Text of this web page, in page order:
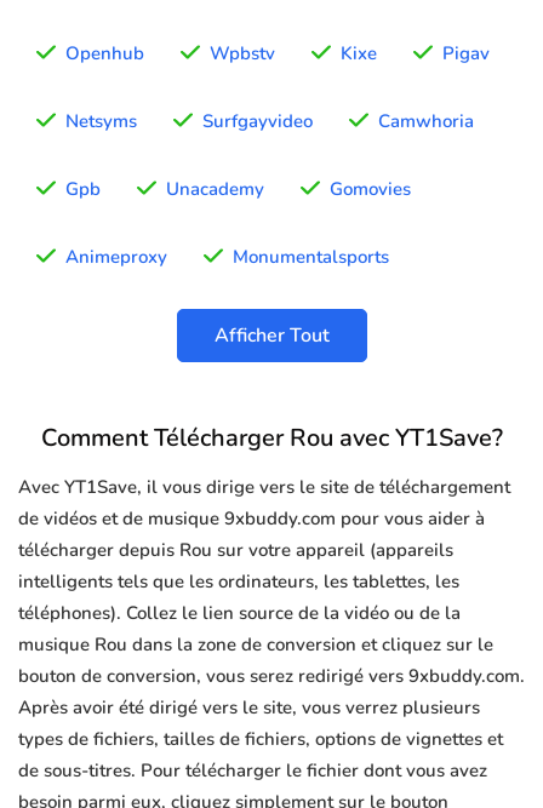
Openhub Wpbstv Kixe Pigav
Netsyms Surfgayvideo Camwhoria
Gpb Unacademy Gomovies
Animeproxy Monumentalsports
Afficher Tout
Comment Télécharger Rou avec YT1Save?
Avec YT1Save, il vous dirige vers le site de téléchargement
de vidéos et de musique 9xbuddy.com pour vous aider à
télécharger depuis Rou sur votre appareil (appareils
intelligents tels que les ordinateurs, les tablettes, les
téléphones). Collez le lien source de la vidéo ou de la
musique Rou dans la zone de conversion et cliquez sur le
bouton de conversion, vous serez redirigé vers 9xbuddy.com.
Après avoir été dirigé vers le site, vous verrez plusieurs
types de fichiers, tailles de fichiers, options de vignettes et
de sous-titres. Pour télécharger le fichier dont vous avez
besoin parmi eux, cliquez simplement sur le bouton